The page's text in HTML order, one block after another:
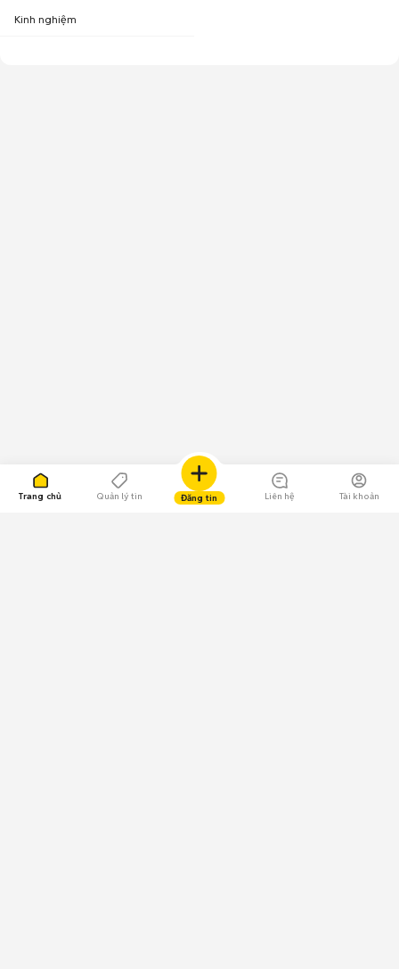
Trang chủ Quản lý tin Đăng tin Liên hệ Tài khoản
Kinh nghiệm